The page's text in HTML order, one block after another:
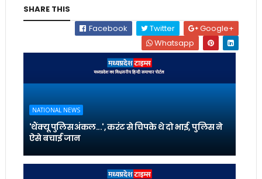
SHARE THIS
Facebook
Twitter
Google+
Whatsapp
NATIONAL NEWS
'थैंक्यू पुलिस अंकल...', करंट से चिपके थे दो भाई, पुलिस ने
ऐसे बचाई जान